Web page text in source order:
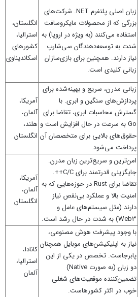
زبان اصلی پلتفرم NET. شرکت‌های
بزرگی که از محصولات مایکروسافت
استفاده می‌کنند (به ویژه در اروپا) به
شدت به توسعه‌دهندگان سی‌شارپ
نیاز دارند. همچنین برای بازی‌سازان
زبانی کلیدی است.
انگلستان،
استرالیا،
کشورهای
اسکاندیناوی
زبانی مدرن، سریع و بهینه‌شده برای
پردازش‌های سنگین و ابری. با
گسترش محاسبات ابری، تقاضا برای
Go به سرعت در حال افزایش است و
حقوق‌های بالایی برای متخصصان آن
پرداخت می‌شود.
آمریکا،
آلمان،
هلند،
انگلستان
امن‌ترین و سریع‌ترین زبان مدرن.
جایگزینی قدرتمند برای C/C++.
تقاضا برای Rust در حوزه‌هایی که به
امنیت بالا و عملکرد بی‌نقص نیاز
دارند (مثل سیستم‌های عامل و
Web3) به شدت در حال رشد است.
آمریکا،
آلمان،
انگلستان
با وجود پیشرفت هوش مصنوعی،
نیاز به اپلیکیشن‌های موبایل همچنان
پابرجاست. تخصص در یکی از این
دو زبان (به صورت Native)
تضمین‌کننده موقعیت‌های شغلی
خوب در اکثر کشورهاست.
کانادا،
استرالیا،
آلمان